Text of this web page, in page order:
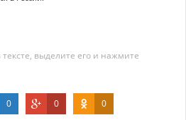
выделите его и нажмите
0 0 0